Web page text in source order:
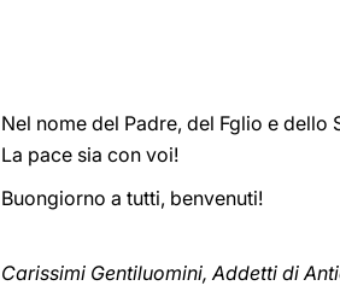
Nel nome del Padre, del Fglio e dello
La pace sia con voi!
Buongiorno a tutti, benvenuti!
Carissimi Gentiluomini, Addetti di